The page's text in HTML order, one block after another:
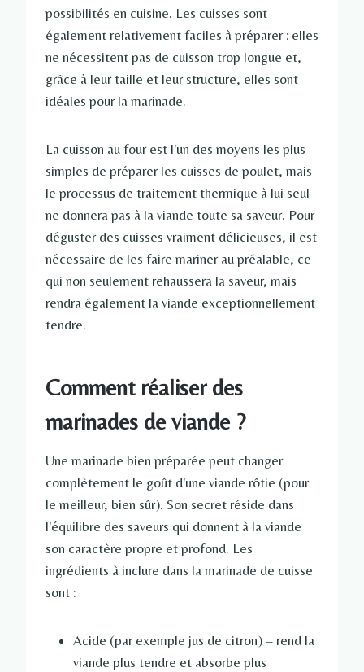
possibilités en cuisine. Les cuisses sont
également relativement faciles à préparer : elles
ne nécessitent pas de cuisson trop longue et,
grâce à leur taille et leur structure, elles sont
idéales pour la marinade.
La cuisson au four est l'un des moyens les plus
simples de préparer les cuisses de poulet, mais
le processus de traitement thermique à lui seul
ne donnera pas à la viande toute sa saveur. Pour
déguster des cuisses vraiment délicieuses, il est
nécessaire de les faire mariner au préalable, ce
qui non seulement rehaussera la saveur, mais
rendra également la viande exceptionnellement
tendre.
Comment réaliser des
marinades de viande ?
Une marinade bien préparée peut changer
complètement le goût d'une viande rôtie (pour
le meilleur, bien sûr). Son secret réside dans
l'équilibre des saveurs qui donnent à la viande
son caractère propre et profond. Les
ingrédients à inclure dans la marinade de cuisse
sont :
Acide (par exemple jus de citron) – rend la
viande plus tendre et absorbe plus